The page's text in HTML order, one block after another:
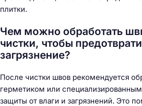
плитки.
Чем можно обработать
чистки, чтобы
загрязнение?
После чистки швов рекомендуется
герметиком или
защиты от влаги и загрязнений. Это